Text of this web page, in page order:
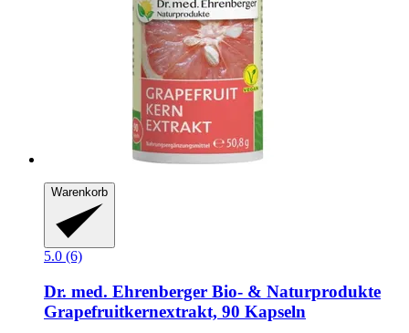
Warenkorb
5.0 (6)
Dr. med. Ehrenberger Bio- & Naturprodukte
Grapefruitkernextrakt, 90 Kapseln